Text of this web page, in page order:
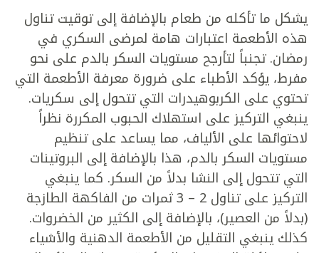
يشكل ما تأكله من طعام بالإضافة إلى توقيت تناول
هذه الأطعمة اعتبارات هامة لمرضى السكري في
رمضان. تجنباً لتأرجح مستويات السكر بالدم على نحو
مفرط، يؤكد الأطباء على ضرورة معرفة الأطعمة التي
تحتوي على الكربوهيدرات التي تتحول إلى سكريات.
ينبغي التركيز على استهلاك الحبوب المكررة نظراً
لاحتوائها على الألياف، مما يساعد على تنظيم
مستويات السكر بالدم، هذا بالإضافة إلى البروتينات
التي تتحول إلى النشا بدلاً من السكر. كما ينبغي
التركيز على تناول 2 – 3 ثمرات من الفاكهة الطازجة
(بدلاً من العصير)، بالإضافة إلى الكثير من الخضروات.
كذلك ينبغي التقليل من الأطعمة الدهنية والأشياء